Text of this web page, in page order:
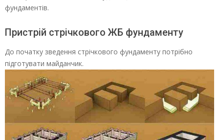
фундаментів.
Пристрій стрічкового ЖБ фундаменту
До початку зведення стрічкового фундаменту потрібно
підготувати майданчик.